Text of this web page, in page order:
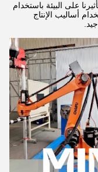
على البيئة باستخدام
أساليب الإنتاج